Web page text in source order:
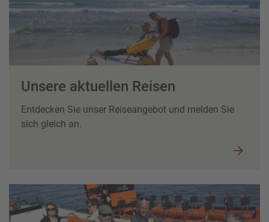
Unsere aktuellen Reisen
Entdecken Sie unser Reiseangebot und melden Sie
sich gleich an.